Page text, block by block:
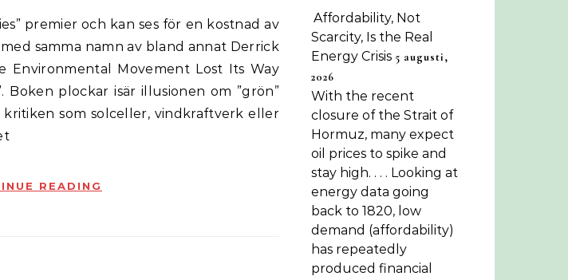
samma namn av bland annat Derrick
Environmental Movement Lost Its Way
plockar isär illusionen om ”grön”
som solceller, vindkraftverk eller
READING
Affordability, Not
Scarcity, Is the Real
Energy Crisis 5 augusti,
2026
With the recent
closure of the Strait of
Hormuz, many expect
oil prices to spike and
stay high. . . . Looking at
energy data going
back to 1820, low
demand (affordability)
has repeatedly
produced financial